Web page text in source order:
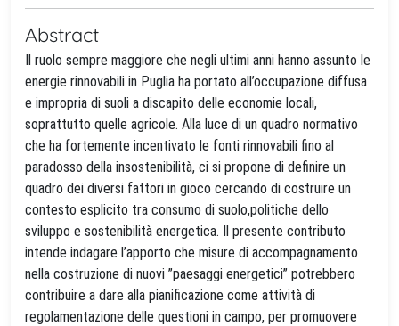
Abstract
Il ruolo sempre maggiore che negli ultimi anni hanno assunto le
energie rinnovabili in Puglia ha portato all’occupazione diffusa
e impropria di suoli a discapito delle economie locali,
soprattutto quelle agricole. Alla luce di un quadro normativo
che ha fortemente incentivato le fonti rinnovabili fino al
paradosso della insostenibilità, ci si propone di definire un
quadro dei diversi fattori in gioco cercando di costruire un
contesto esplicito tra consumo di suolo,politiche dello
sviluppo e sostenibilità energetica. Il presente contributo
intende indagare l’apporto che misure di accompagnamento
nella costruzione di nuovi ”paesaggi energetici” potrebbero
contribuire a dare alla pianificazione come attività di
regolamentazione delle questioni in campo, per promuovere